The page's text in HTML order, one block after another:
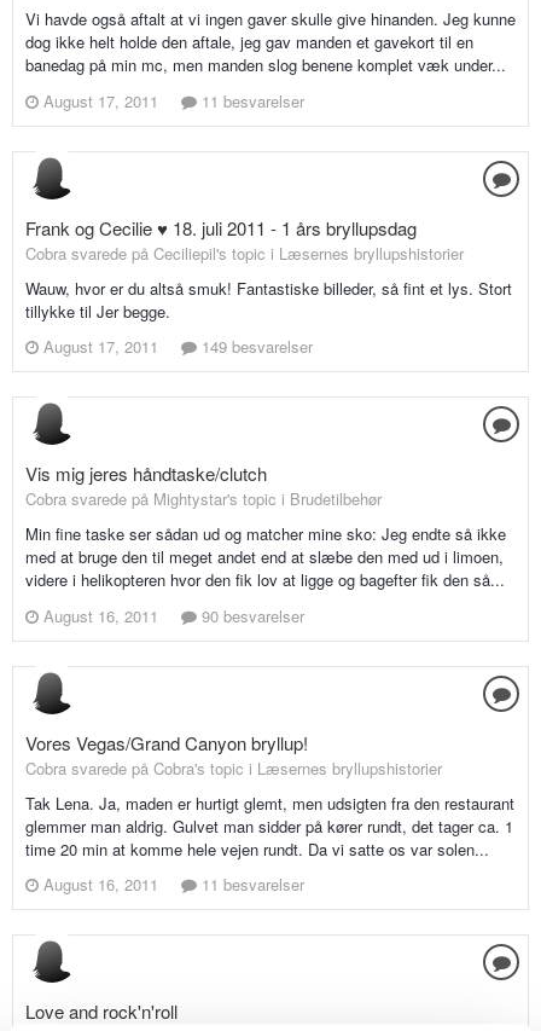
Vi havde også aftalt at vi ingen gaver skulle give hinanden. Jeg kunne
dog ikke helt holde den aftale, jeg gav manden et gavekort til en
banedag på min mc, men manden slog benene komplet væk under...
August 17, 2011
11 besvarelser
Frank og Cecilie ♥ 18. juli 2011 - 1 års bryllupsdag
Cobra svarede på Ceciliepil's topic i Læsernes bryllupshistorier
Wauw, hvor er du altså smuk! Fantastiske billeder, så fint et lys. Stort
tillykke til Jer begge.
August 17, 2011
149 besvarelser
Vis mig jeres håndtaske/clutch
Cobra svarede på Mightystar's topic i Brudetilbehør
Min fine taske ser sådan ud og matcher mine sko: Jeg endte så ikke
med at bruge den til meget andet end at slæbe den med ud i limoen,
videre i helikopteren hvor den fik lov at ligge og bagefter fik den så...
August 16, 2011
90 besvarelser
Vores Vegas/Grand Canyon bryllup!
Cobra svarede på Cobra's topic i Læsernes bryllupshistorier
Tak Lena. Ja, maden er hurtigt glemt, men udsigten fra den restaurant
glemmer man aldrig. Gulvet man sidder på kører rundt, det tager ca. 1
time 20 min at komme hele vejen rundt. Da vi satte os var solen...
August 16, 2011
11 besvarelser
Love and rock'n'roll